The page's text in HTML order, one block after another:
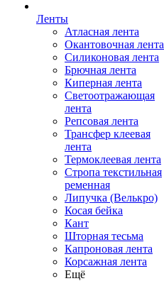
Ленты
Атласная лента
Окантовочная лента
Силиконовая лента
Брючная лента
Киперная лента
Светоотражающая
лента
Репсовая лента
Трансфер клеевая
лента
Термоклеевая лента
Стропа текстильная
ременная
Липучка (Велькро)
Косая бейка
Кант
Шторная тесьма
Капроновая лента
Корсажная лента
Ещё